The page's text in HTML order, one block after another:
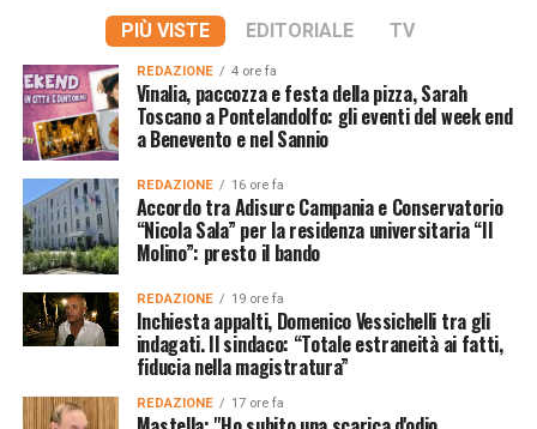
PIÙ VISTE EDITORIALE TV
REDAZIONE 4 ore fa
Vinalia, paccozza e festa della pizza, Sarah
Toscano a Pontelandolfo: gli eventi del week end
a Benevento e nel Sannio
REDAZIONE 16 ore fa
Accordo tra Adisurc Campania e Conservatorio
“Nicola Sala” per la residenza universitaria “Il
Molino”: presto il bando
REDAZIONE 19 ore fa
Inchiesta appalti, Domenico Vessichelli tra gli
indagati. Il sindaco: “Totale estraneità ai fatti,
fiducia nella magistratura”
REDAZIONE 17 ore fa